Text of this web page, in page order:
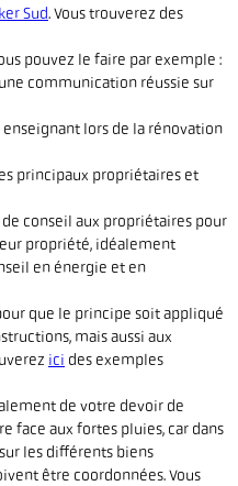
Sud. Vous trouverez des
pouvez le faire par exemple :
communication réussie sur
lors de la rénovation
principaux propriétaires et
conseil aux propriétaires pour
propriété, idéalement
en énergie et en
que le principe soit appliqué
mais aussi aux
ici des exemples
de votre devoir de
face aux fortes pluies, car dans
les différents biens
être coordonnées. Vous